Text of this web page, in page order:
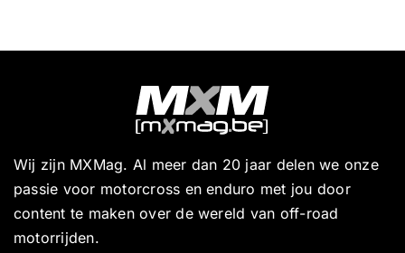
Wij zijn MXMag. Al meer dan 20 jaar delen we onze
passie voor motorcross en enduro met jou door
content te maken over de wereld van off-road
motorrijden.